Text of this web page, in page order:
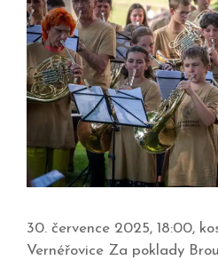
30. července 2025, 18:00,
Vernéřovice Za poklady